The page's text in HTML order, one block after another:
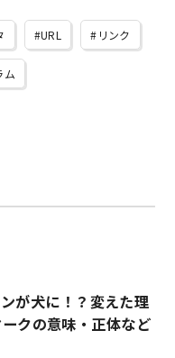
URL リンク
ム
が犬に！？変えた理
クの意味・正体など